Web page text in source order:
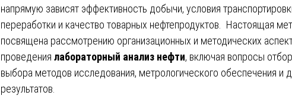
напрямую зависят эффективность добычи, условия
переработки и качество товарных нефтепродуктов. Настоящая
посвящена рассмотрению организационных и методических
проведения лабораторный анализ нефти, включая вопросы
выбора методов исследования, метрологического обеспечения и
результатов.